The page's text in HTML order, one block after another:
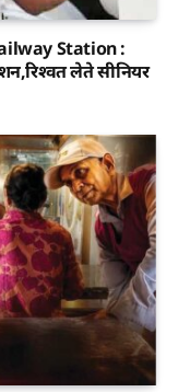
Station :
लेते सीनियर